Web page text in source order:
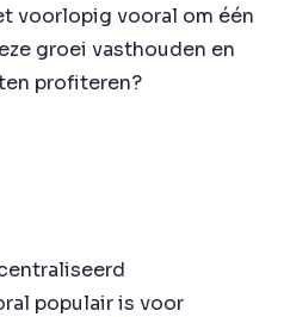
voorlopig vooral om één
groei vasthouden en
profiteren?
populair is voor